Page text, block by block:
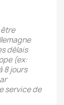
délais
(ex:
8 jours
service de